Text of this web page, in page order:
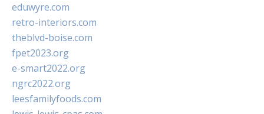
eduwyre.com
retro-interiors.com
theblvd-boise.com
fpet2023.org
e-smart2022.org
ngrc2022.org
leesfamilyfoods.com